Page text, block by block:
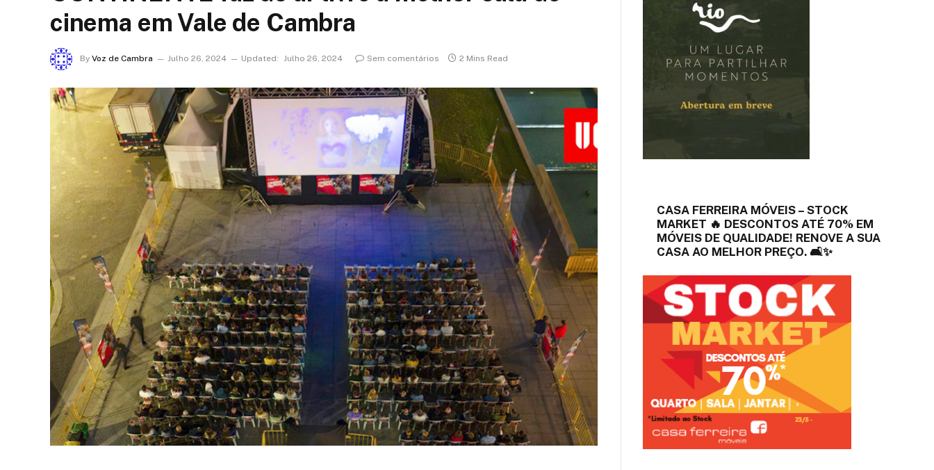
cinema em Vale de Cambra
By Voz de Cambra Julho 26, 2024 Updated: Julho 26, 2024 Sem comentários 2 Mins Read
CASA FERREIRA MÓVEIS – STOCK
MARKET 🔥 DESCONTOS ATÉ 70% EM
MÓVEIS DE QUALIDADE! RENOVE A SUA
CASA AO MELHOR PREÇO. 🛋️✨